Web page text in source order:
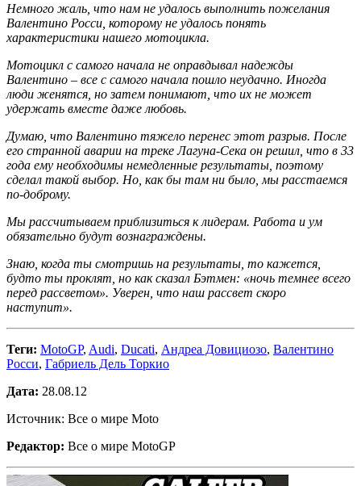
Немного жаль, что нам не удалось выполнить пожелания
Валентино Росси, которому не удалось понять
характеристики нашего мотоцикла.
Мотоцикл с самого начала не оправдывал надежды
Валентино – все с самого начала пошло неудачно. Иногда
люди женятся, но затем понимают, что их не может
удержать вместе даже любовь.
Думаю, что Валентино тяжело перенес этот разрыв. После
его странной аварии на треке Лагуна-Сека он решил, что в 33
года ему необходимы немедленные результаты, поэтому
сделал такой выбор. Но, как бы там ни было, мы расстаемся
по-доброму.
Мы рассчитываем приблизиться к лидерам. Работа и ум
обязательно будут вознаграждены.
Знаю, когда ты смотришь на результаты, то кажется,
будто ты проклят, но как сказал Бэтмен: «ночь темнее всего
перед рассветом». Уверен, что наш рассвет скоро
наступит».
Теги: MotoGP, Audi, Ducati, Андреа Довициозо, Валентино
Росси, Габриель Дель Торкио
Дата: 28.08.12
Источник: Все о мире Moto
Редактор: Все о мире MotoGP